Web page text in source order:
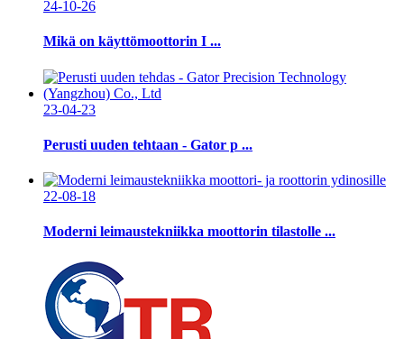
24-10-26
Mikä on käyttömoottorin I ...
23-04-23
Perusti uuden tehtaan - Gator p ...
22-08-18
Moderni leimaustekniikka moottorin tilastolle ...